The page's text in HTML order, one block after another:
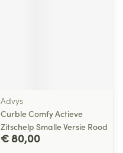
Advys
Curble Comfy Actieve
Zitschelp Smalle Versie Rood
€ 80,00